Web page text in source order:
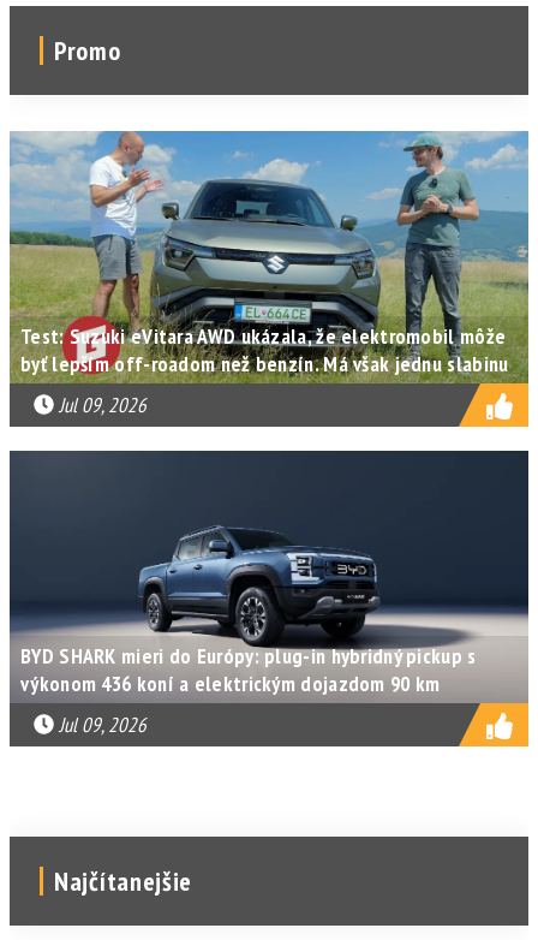
Promo
Test: Suzuki eVitara AWD ukázala, že elektromobil môže
byť lepším off-roadom než benzín. Má však jednu slabinu
Jul 09, 2026
BYD SHARK mieri do Európy: plug-in hybridný pickup s
výkonom 436 koní a elektrickým dojazdom 90 km
Jul 09, 2026
Najčítanejšie